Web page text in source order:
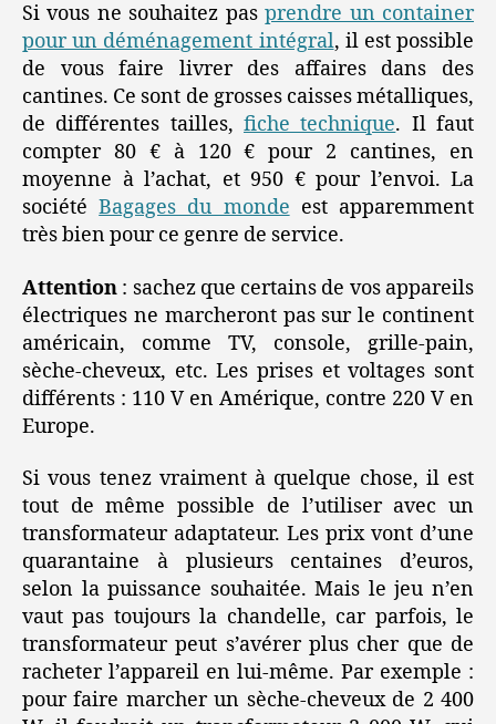
Si vous ne souhaitez pasprendre un container
pour un déménagement intégral, il est possible
de vous faire livrer des affaires dans des
cantines. Ce sont de grosses caisses métalliques,
de différentes tailles, fiche technique. Il faut
compter 80 € à 120 € pour 2 cantines, en
moyenne à l’achat, et 950 € pour l’envoi. La
sociétéBagages du monde est apparemment
très bien pour ce genre de service.
Attention : sachez que certains de vos appareils
électriques ne marcheront pas sur le continent
américain, comme TV, console, grille-pain,
sèche-cheveux, etc. Les prises et voltages sont
différents : 110 V en Amérique, contre 220 V en
Europe.
Si vous tenez vraiment à quelque chose, il est
tout de même possible de l’utiliser avec un
transformateur adaptateur. Les prix vont d’une
quarantaine à plusieurs centaines d’euros,
selon la puissance souhaitée. Mais le jeu n’en
vaut pas toujours la chandelle, car parfois, le
transformateur peut s’avérer plus cher que de
racheter l’appareil en lui-même. Par exemple :
pour faire marcher un sèche-cheveux de 2 400